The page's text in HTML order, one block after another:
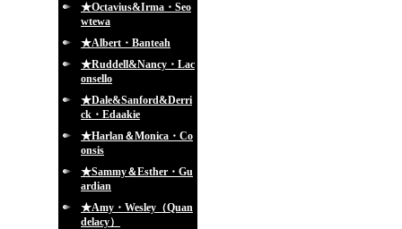
★Octavius&Irma・Seo
wtewa
★Albert・Banteah
★Ruddell&Nancy・Lac
onsello
★Dale&Sanford&Derri
ck・Edaakie
★Harlan＆Monica・Co
onsis
★Sammy＆Esther・Gu
ardian
★Amy・Wesley（Quan
delacy）